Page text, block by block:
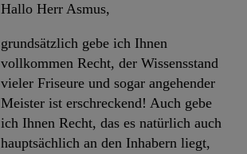
Hallo Herr Asmus,
grundsätzlich gebe ich Ihnen
vollkommen Recht, der Wissensstand
vieler Friseure und sogar angehender
Meister ist erschreckend! Auch gebe
ich Ihnen Recht, das es natürlich auch
hauptsächlich an den Inhabern liegt,